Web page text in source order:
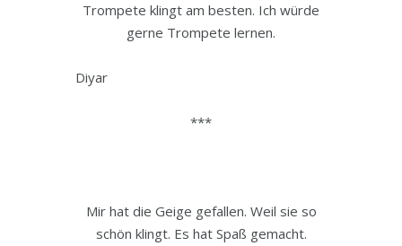
Trompete klingt am besten. Ich würde
gerne Trompete lernen.
Diyar
***
Mir hat die Geige gefallen. Weil sie so
schön klingt. Es hat Spaß gemacht.